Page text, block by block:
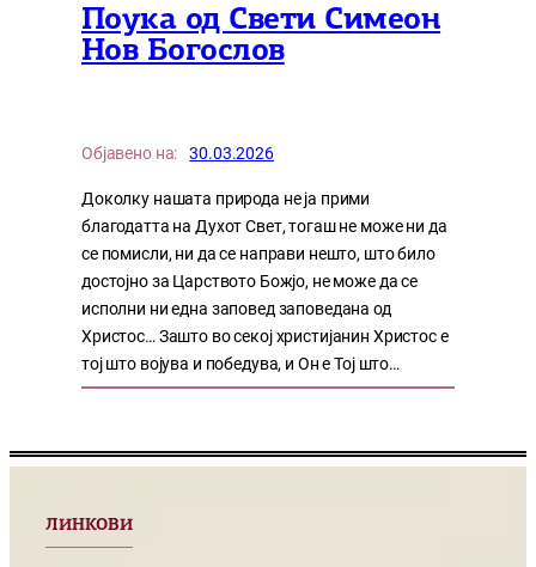
Поука од Свети Симеон
Нов Богослов
Објавено на: 30.03.2026
Доколку нашата природа не ја прими
благодатта на Духот Свет, тогаш не може ни да
се помисли, ни да се направи нешто, што било
достојно за Царството Божјо, не може да се
исполни ни една заповед заповедана од
Христос… Зашто во секој христијанин Христос е
тој што војува и победува, и Он е Тој што…
ЛИНКОВИ